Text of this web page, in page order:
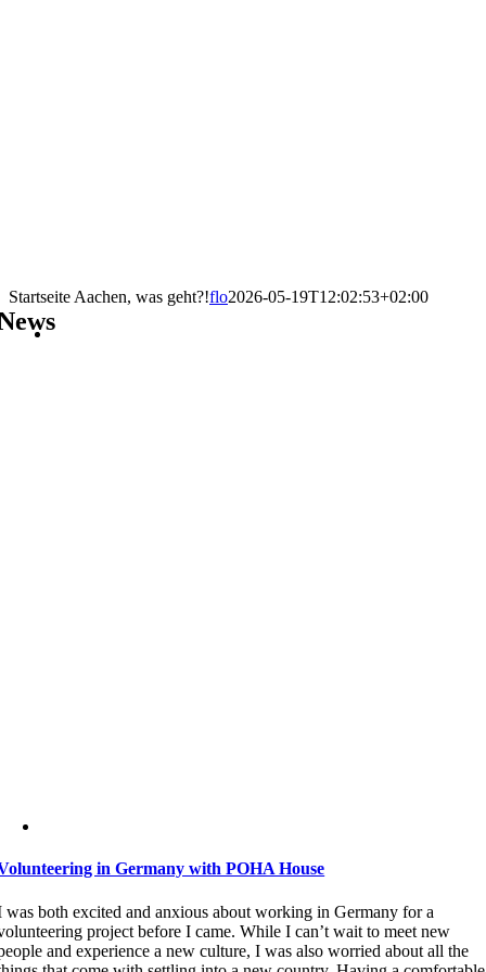
Startseite Aachen, was geht?!flo2026-05-19T12:02:53+02:00
in Germany with POHA House
was both excited and anxious about working in Germany for a
project before I came. While I can’t wait to meet new
and experience a new culture, I was also worried about all the